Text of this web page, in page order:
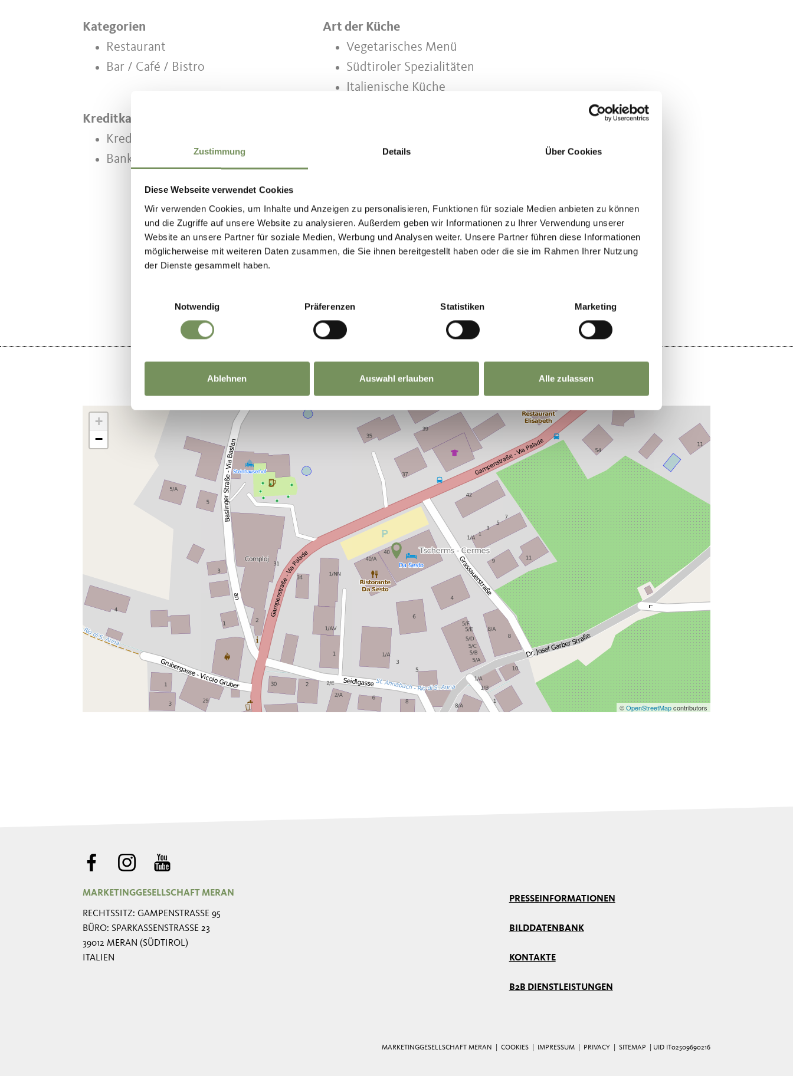
Zustimmung Details Über Cookies
Diese Webseite verwendet Cookies
Wir verwenden Cookies, um Inhalte und Anzeigen zu personalisieren, Funktionen für soziale Medien anbieten zu können
und die Zugriffe auf unsere Website zu analysieren. Außerdem geben wir Informationen zu Ihrer Verwendung unserer
Website an unsere Partner für soziale Medien, Werbung und Analysen weiter. Unsere Partner führen diese Informationen
möglicherweise mit weiteren Daten zusammen, die Sie ihnen bereitgestellt haben oder die sie im Rahmen Ihrer Nutzung
der Dienste gesammelt haben.
Notwendig
Präferenzen Statistiken Marketing
Ablehnen Auswahl erlauben Alle zulassen
Kategorien
Restaurant
Bar / Café / Bistro
Art der Küche
Vegetarisches Menü
Südtiroler Spezialitäten
Italienische Küche
Kreditkarte
Kreditkarte
Bankomat/Maestro
Parkplätze
WAR DER INHALT FÜR DICH HILFREICH?
+
−
©OpenStreetMapcontributors
MARKETINGGESELLSCHAFT MERAN
RECHTSSITZ: GAMPENSTRASSE 95
BÜRO: SPARKASSENSTRASSE 23
39012 MERAN (SÜDTIROL)
ITALIEN
PRESSEINFORMATIONEN
BILDDATENBANK
KONTAKTE
B2B DIENSTLEISTUNGEN
MARKETINGGESELLSCHAFT MERAN | COOKIES IMPRESSUM PRIVACY SITEMAP | UID IT02509690216